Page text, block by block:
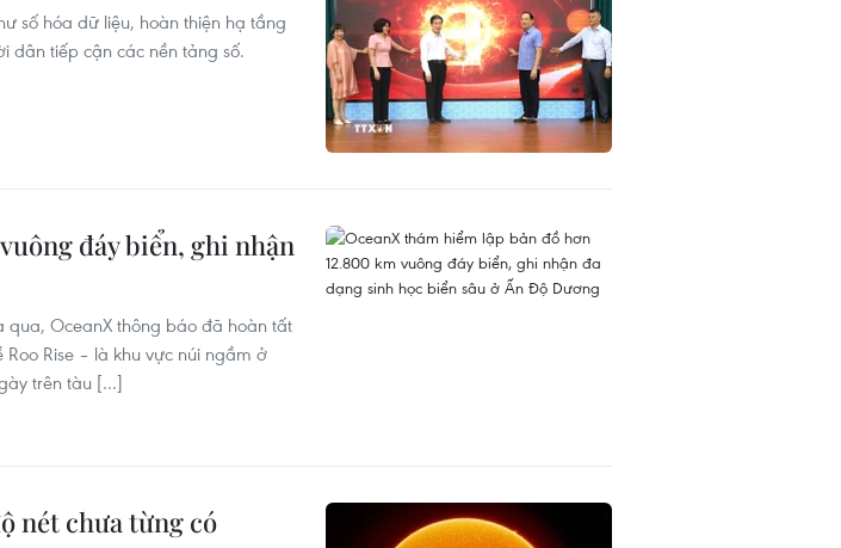
số hóa dữ liệu, hoàn thiện hạ tầng
dân tiếp cận các nền tảng số.
đáy biển, ghi nhận
qua, OceanX thông báo đã hoàn tất
Rise – là khu vực núi ngầm ở
trên tàu […]
nét chưa từng có